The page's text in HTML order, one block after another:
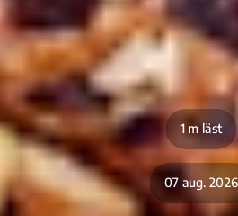
1 m läst
07 aug. 2026